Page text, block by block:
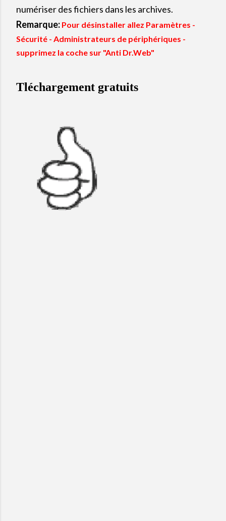
numériser des fichiers dans les archives.
Remarque: Pour désinstaller allez Paramètres -
Sécurité - Administrateurs de périphériques -
supprimez la coche sur "Anti Dr.Web"
Tléchargement gratuits